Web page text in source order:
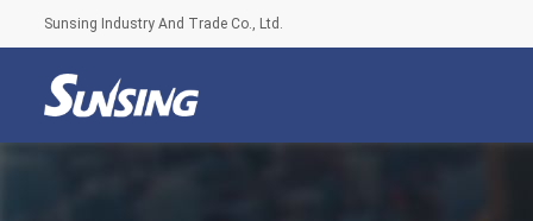
Sunsing Industry And Trade Co., Ltd.